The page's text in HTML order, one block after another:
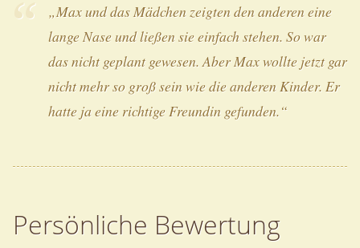
„Max und das Mädchen zeigten den anderen eine
lange Nase und ließen sie einfach stehen. So war
das nicht geplant gewesen. Aber Max wollte jetzt gar
nicht mehr so groß sein wie die anderen Kinder. Er
hatte ja eine richtige Freundin gefunden.“
Persönliche Bewertung